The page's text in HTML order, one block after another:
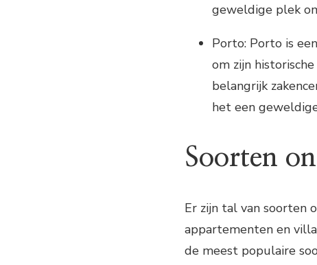
geweldige plek
Porto: Porto is
om zijn
belangrijk
het een
Soorten
Er zijn tal van soorten
appartementen en
de meest populaire